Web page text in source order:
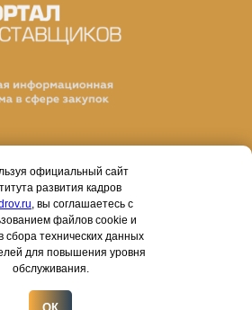
с законами № 44-ФЗ и № 223-
к образовательным
официальный сайт
развития кадров
, вы соглашаетесь с
файлов cookie и
сбора технических данных
для повышения уровня
обслуживания.